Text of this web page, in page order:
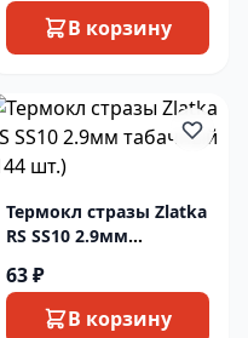
В корзину
Термокл стразы Zlatka
RS SS10 2.9мм
63 ₽
В корзину